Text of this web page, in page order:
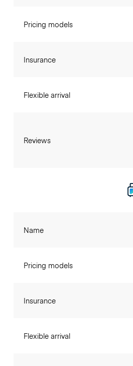
Pricing models
Insurance
Flexible arrival
Reviews
Name
Pricing models
Insurance
Flexible arrival